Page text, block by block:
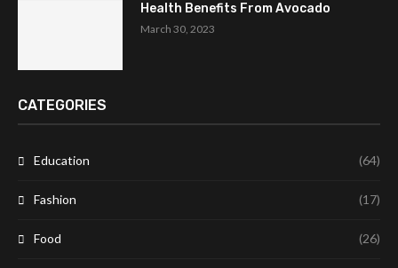
Health Benefits From Avocado
March 30, 2023
CATEGORIES
Education (64)
Fashion (17)
Food (26)